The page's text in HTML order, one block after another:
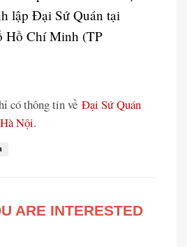
lập Đại Sứ Quán tại
Hồ Chí Minh (TP
có thông tin về Đại Sứ Quán
Nội.
ARE INTERESTED